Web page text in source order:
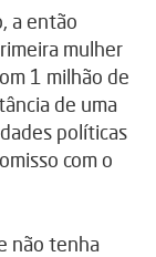
a então
mulher
1 milhão de
de uma
políticas
com o
não tenha